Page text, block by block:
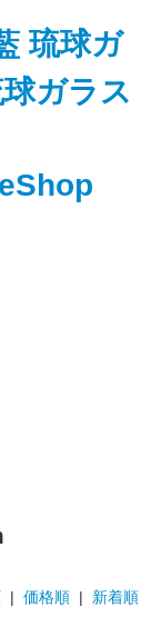
琉球ガ
ガラス
| 価格順 | 新着順